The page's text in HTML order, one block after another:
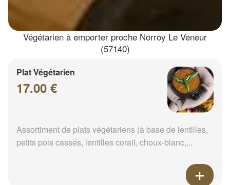
Végétarien à emporter proche Norroy Le Veneur
(57140)
Plat Végétarien
17.00 €
Assortiment de plats végétariens (à base de lentilles,
petits pois cassés, lentilles corail, choux-blanc,...